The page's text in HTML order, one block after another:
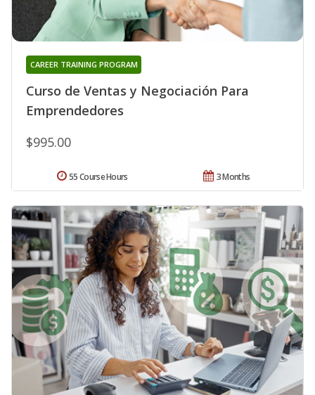
Curso de Ventas y Negociación Para
Emprendedores
CAREER TRAINING PROGRAM
$995.00
3 Months
55 Course Hours